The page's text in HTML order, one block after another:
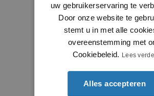
uw gebruikerservaring te
Door onze website te
stemt u in met alle
overeenstemming met
Cookiebeleid. Lees
Alles accepteren